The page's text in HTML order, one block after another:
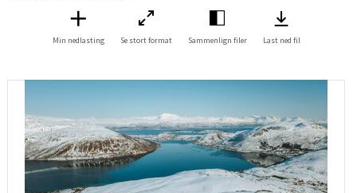
Min nedlasting Se stort format Sammenlign filer Last ned fil